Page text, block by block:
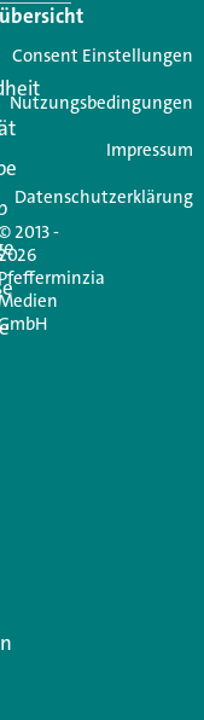
Alles, was
Mit nur einem
2013 -
Pfefferminzia
Consent Einstellungen
Nutzungsbedingungen
Impressum
Datenschutzerklärung